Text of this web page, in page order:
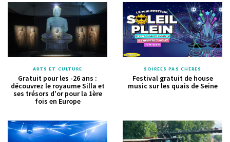
ARTS ET CULTURE
Gratuit pour les -26 ans :
découvrez le royaume Silla et
ses trésors d'or pour la 1ère
fois en Europe
SOIRÉES PAS CHÈRES
Festival gratuit de house
music sur les quais de Seine